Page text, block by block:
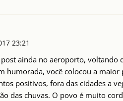
23:21
post ainda no aeroporto, voltando
humorada, você colocou a
positivos, fora das cidades a
das chuvas. O povo é muito